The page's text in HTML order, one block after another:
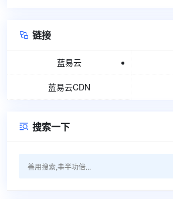
 链接
蓝易云
蓝易云CDN
 搜索一下